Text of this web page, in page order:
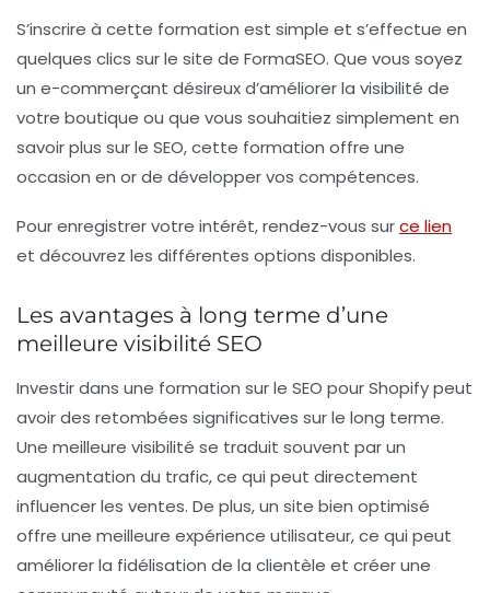
S’inscrire à cette formation est simple et s’effectue en
quelques clics sur le site de FormaSEO. Que vous soyez
un e-commerçant désireux d’améliorer la visibilité de
votre boutique ou que vous souhaitiez simplement en
savoir plus sur le SEO, cette formation offre une
occasion en or de développer vos compétences.
Pour enregistrer votre intérêt, rendez-vous surce lien
et découvrez les différentes options disponibles.
Les avantages à long terme d’une
meilleure visibilité SEO
Investir dans une formation sur le SEO pour Shopify peut
avoir des retombées significatives sur le long terme.
Une meilleure visibilité se traduit souvent par un
augmentation du trafic, ce qui peut directement
influencer les ventes. De plus, un site bien optimisé
offre une meilleure expérience utilisateur, ce qui peut
améliorer la fidélisation de la clientèle et créer une